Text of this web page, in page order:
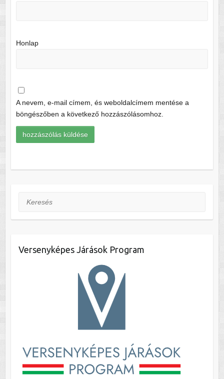
Honlap
A nevem, e-mail címem, és weboldalcímem mentése a
böngészőben a következő hozzászólásomhoz.
Keresés
Versenyképes Járások Program